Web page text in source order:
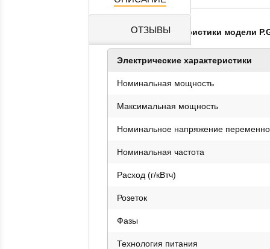
ОТЗЫВЫ
Основные характеристики модели
Электрические характеристики
Номинальная мощность
Максимальная мощность
Номинальное напряжение
Номинальная частота
Расход (г/кВтч)
Розеток
Фазы
Технология питания